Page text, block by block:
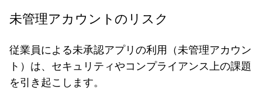
未管理アカウントのリスク
従業員による未承認アプリの利用（未管理アカウン
ト）は、セキュリティやコンプライアンス上の課題
を引き起こします。